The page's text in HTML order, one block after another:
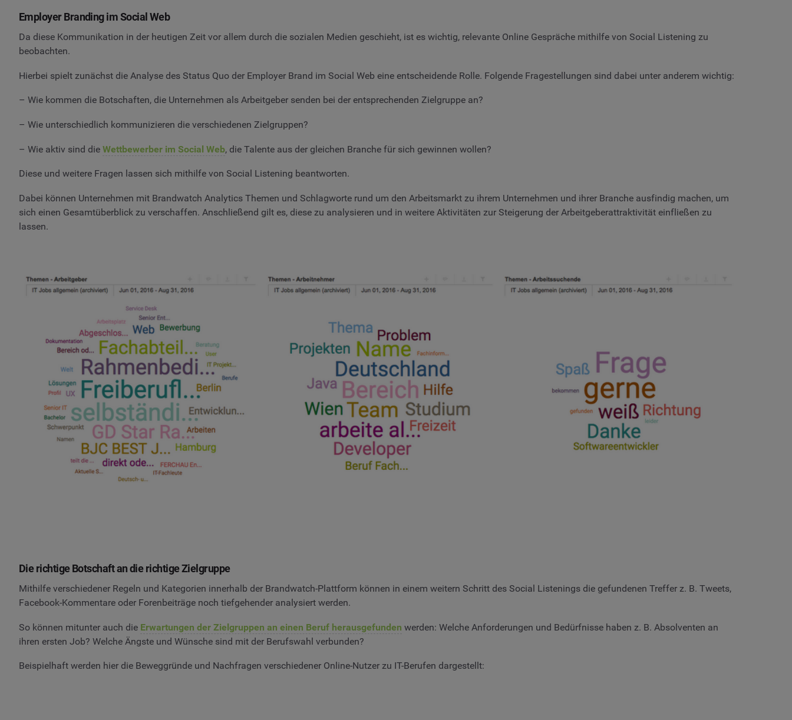
Employer Branding im Social Web
Da diese Kommunikation in der heutigen Zeit vor allem durch die sozialen Medien geschieht, ist es wichtig, relevante Online Gespräche mithilfe von Social Listening zu
beobachten.
Hierbei spielt zunächst die Analyse des Status Quo der Employer Brand im Social Web eine entscheidende Rolle. Folgende Fragestellungen sind dabei unter anderem wichtig:
– Wie kommen die Botschaften, die Unternehmen als Arbeitgeber senden bei der entsprechenden Zielgruppe an?
– Wie unterschiedlich kommunizieren die verschiedenen Zielgruppen?
– Wie aktiv sind die Wettbewerber im Social Web, die Talente aus der gleichen Branche für sich gewinnen wollen?
Diese und weitere Fragen lassen sich mithilfe von Social Listening beantworten.
Dabei können Unternehmen mit Brandwatch Analytics Themen und Schlagworte rund um den Arbeitsmarkt zu ihrem Unternehmen und ihrer Branche ausfindig machen, um
sich einen Gesamtüberblick zu verschaffen. Anschließend gilt es, diese zu analysieren und in weitere Aktivitäten zur Steigerung der Arbeitgeberattraktivität einfließen zu
lassen.
Die richtige Botschaft an die richtige Zielgruppe
Mithilfe verschiedener Regeln und Kategorien innerhalb der Brandwatch-Plattform können in einem weitern Schritt des Social Listenings die gefundenen Treffer z. B. Tweets,
Facebook-Kommentare oder Forenbeiträge noch tiefgehender analysiert werden.
So können mitunter auch die Erwartungen der Zielgruppen an einen Beruf herausgefunden werden: Welche Anforderungen und Bedürfnisse haben z. B. Absolventen an
ihren ersten Job? Welche Ängste und Wünsche sind mit der Berufswahl verbunden?
Beispielhaft werden hier die Beweggründe und Nachfragen verschiedener Online-Nutzer zu IT-Berufen dargestellt: